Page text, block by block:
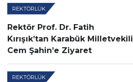
REKTÖRLÜK
Rektör Prof. Dr. Fatih
Kırışık’tan Karabük Milletvekili
Cem Şahin’e Ziyaret
REKTÖRLÜK